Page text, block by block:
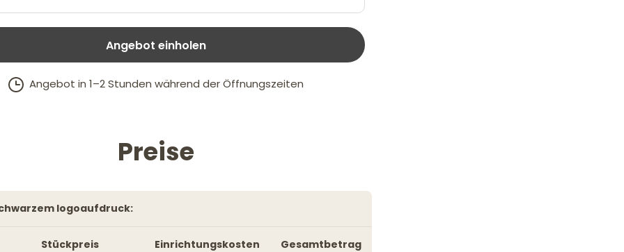
Angebot einholen
Angebot in 1–2 Stunden während der Öffnungszeiten
Preise
logoaufdruck:
Stückpreis Einrichtungskosten Gesamtbetrag